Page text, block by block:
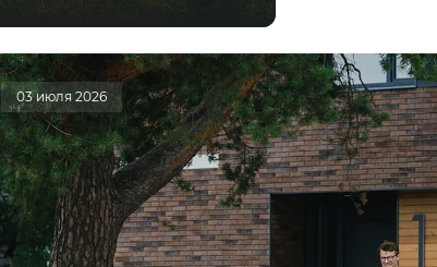
03 июля 2026